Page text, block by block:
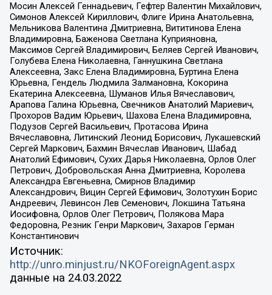
Мосин Алексей Геннадьевич, Гефтер Валентин Михайлович,
Симонов Алексей Кириллович, Флиге Ирина Анатольевна,
Мельникова Валентина Дмитриевна, Вититинова Елена
Владимировна, Баженова Светлана Куприяновна,
Максимов Сергей Владимирович, Беляев Сергей Иванович,
Голубева Елена Николаевна, Ганнушкина Светлана
Алексеевна, Закс Елена Владимировна, Буртина Елена
Юрьевна, Гендель Людмила Залмановна, Кокорина
Екатерина Алексеевна, Шуманов Илья Вячеславович,
Арапова Галина Юрьевна, Свечников Анатолий Мариевич,
Прохоров Вадим Юрьевич, Шахова Елена Владимировна,
Подузов Сергей Васильевич, Протасова Ирина
Вячеславовна, Литинский Леонид Борисович, Лукашевский
Сергей Маркович, Бахмин Вячеслав Иванович, Шабад
Анатолий Ефимович, Сухих Дарья Николаевна, Орлов Олег
Петрович, Добровольская Анна Дмитриевна, Королева
Александра Евгеньевна, Смирнов Владимир
Александрович, Вицин Сергей Ефимович, Золотухин Борис
Андреевич, Левинсон Лев Семенович, Локшина Татьяна
Иосифовна, Орлов Олег Петрович, Полякова Мара
Федоровна, Резник Генри Маркович, Захаров Герман
Константинович
Источник:
http://unro.minjust.ru/NKOForeignAgent.aspx
данные на 24.03.2022